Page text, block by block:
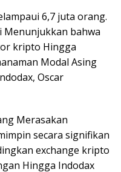
6,7 juta orang.
Menunjukkan bahwa
kripto Hingga
Modal Asing
Oscar
Merasakan
secara signifikan
exchange kripto
Hingga Indodax